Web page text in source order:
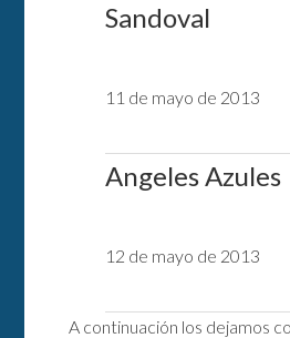
Sandoval
11 de mayo de 2013
Angeles Azules
12 de mayo de 2013
A continuación los dejamos